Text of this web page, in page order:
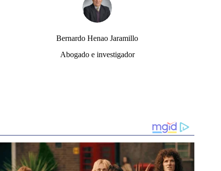
Bernardo Henao Jaramillo
Abogado e investigador